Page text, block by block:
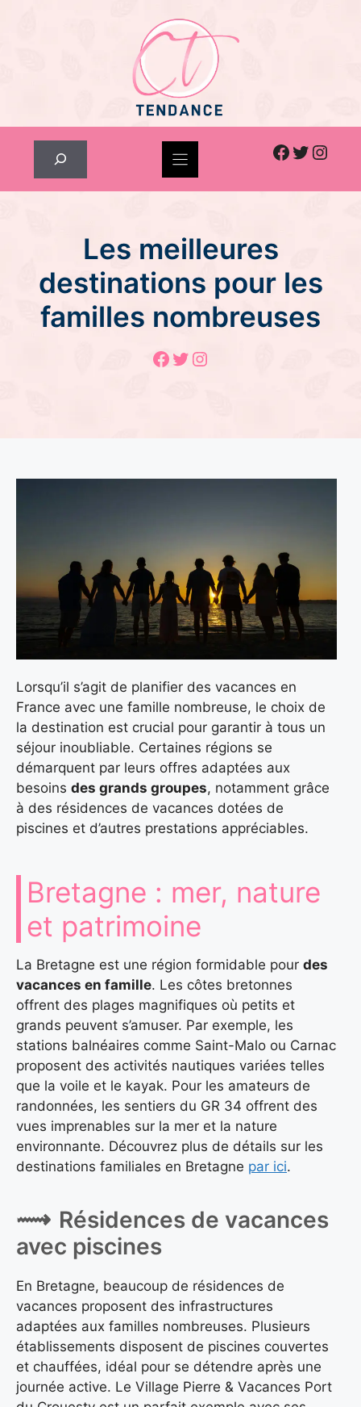
Facebook
Twitter
Les meilleures
destinations pour les
familles nombreuses
Facebook
Twitter
Instagram
Lorsqu’il s’agit de planifier des vacances en
France avec une famille nombreuse, le choix de
la destination est crucial pour garantir à tous un
séjour inoubliable. Certaines régions se
démarquent par leurs offres adaptées aux
besoins des grands groupes, notamment grâce
à des résidences de vacances dotées de
piscines et d’autres prestations appréciables.
Bretagne : mer, nature
et patrimoine
La Bretagne est une région formidable pour des
vacances en famille. Les côtes bretonnes
offrent des plages magnifiques où petits et
grands peuvent s’amuser. Par exemple, les
stations balnéaires comme Saint-Malo ou Carnac
proposent des activités nautiques variées telles
que la voile et le kayak. Pour les amateurs de
randonnées, les sentiers du GR 34 offrent des
vues imprenables sur la mer et la nature
environnante. Découvrez plus de détails sur les
destinations familiales en Bretagne par ici.
Résidences de vacances
avec piscines
En Bretagne, beaucoup de résidences de
vacances proposent des infrastructures
adaptées aux familles nombreuses. Plusieurs
établissements disposent de piscines couvertes
et chauffées, idéal pour se détendre après une
journée active. Le Village Pierre & Vacances Port